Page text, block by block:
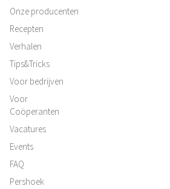
Onze producenten
Recepten
Verhalen
Tips&Tricks
Voor bedrijven
Voor
Coöperanten
Vacatures
Events
FAQ
Pershoek